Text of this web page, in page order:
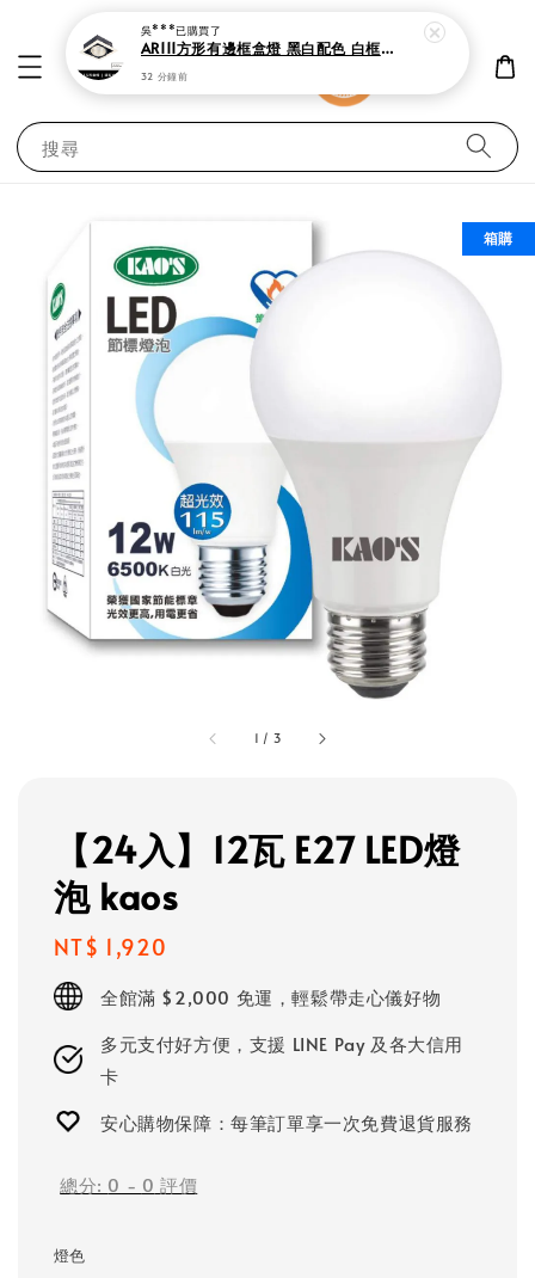
搜尋
1 / 3
箱購
【24入】12瓦 E27 LED燈
泡 kaos
Regular
price
NT$ 1,920
全館滿 $2,000 免運，輕鬆帶走心儀好物
多元支付好方便，支援 LINE Pay 及各大信用
卡
安心購物保障：每筆訂單享一次免費退貨服務
總分: 0 - 0 評價
燈色